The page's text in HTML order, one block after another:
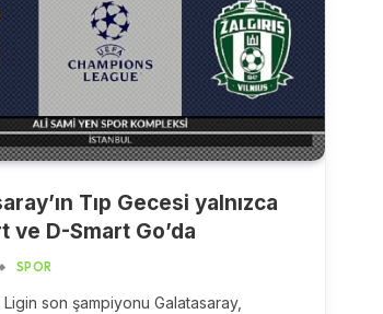
Tıp Gecesi yalnızca
ve D-Smart Go’da
SPOR
son şampiyonu Galatasaray,